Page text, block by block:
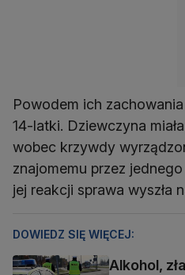
Powodem ich
14-latki. Dziewczyna
wobec krzywdy
znajomemu przez
jej reakcji sprawa wyszła
DOWIEDZ SIĘ WIĘCEJ:
Alkohol,